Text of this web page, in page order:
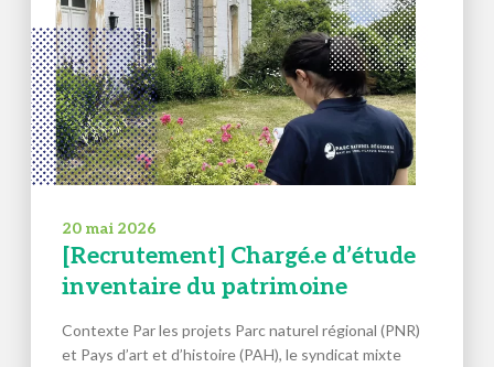
20 mai 2026
[Recrutement] Chargé.e d’étude
inventaire du patrimoine
Contexte Par les projets Parc naturel régional (PNR)
et Pays d’art et d’histoire (PAH), le syndicat mixte